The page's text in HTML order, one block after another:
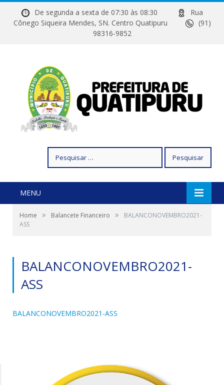
De segunda a sexta de 07:30 às 08:30
Rua
Cônego Siqueira Mendes, SN. Centro Quatipuru
(91)
98316-9852
por:
MENU
Home » Balancete Financeiro »
BALANCONOVEMBRO2021-
ASS
BALANCONOVEMBRO2021-
ASS
BALANCONOVEMBRO2021-ASS